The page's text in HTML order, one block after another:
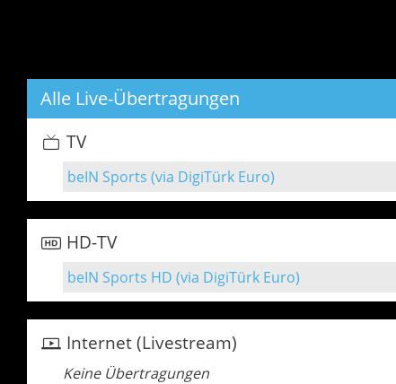
Alle Live-Übertragungen
TV
beIN Sports (via DigiTürk Euro)
HD-TV
beIN Sports HD (via DigiTürk Euro)
Internet (Livestream)
Keine Übertragungen